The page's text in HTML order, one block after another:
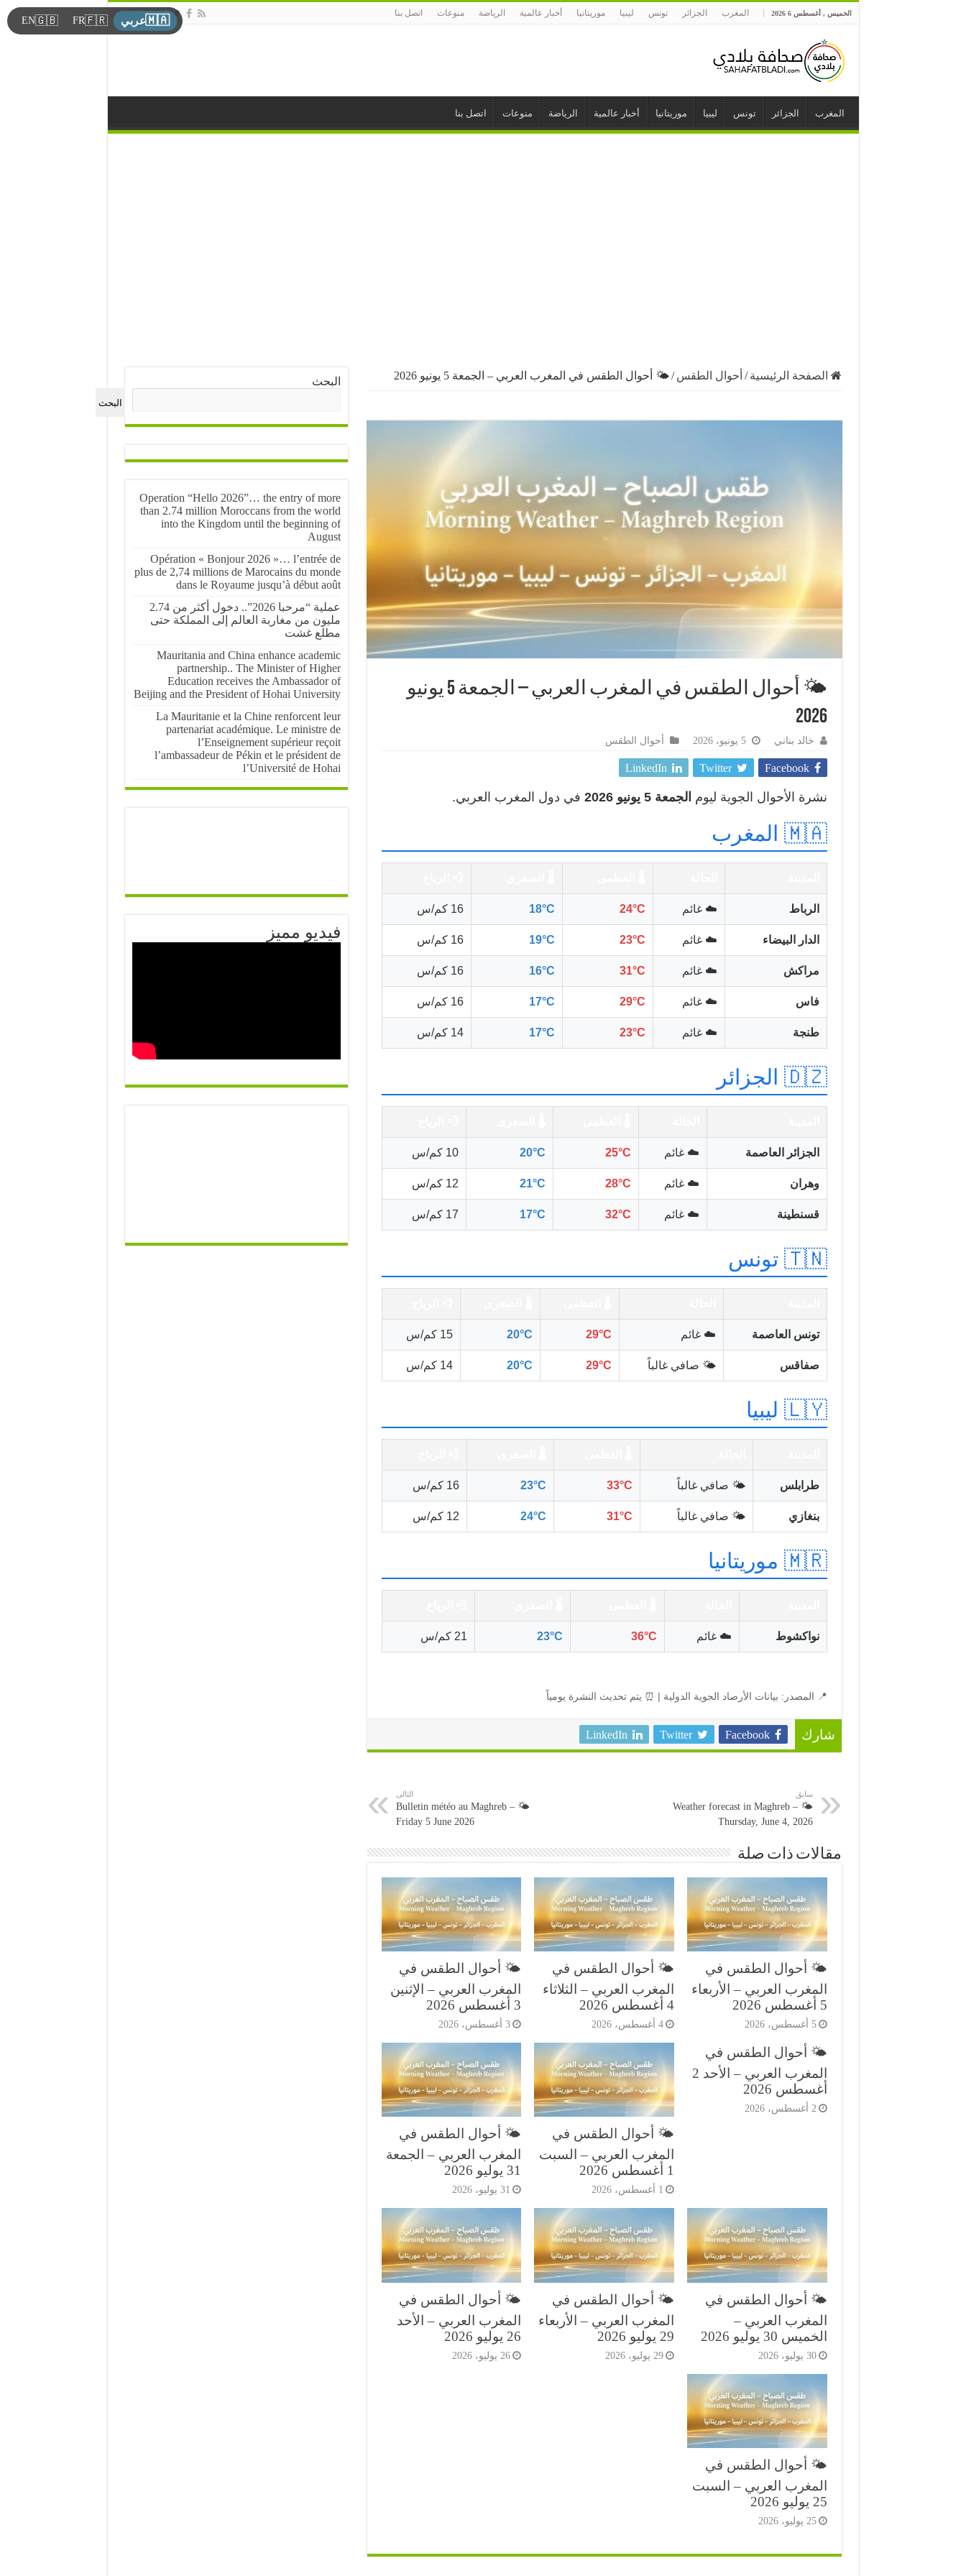
الخميس , أغسطس 6 2026 المغرب الجزائر تونس ليبيا موريتانيا أخبار عالمية الرياضة منوعات اتصل بنا
المغرب الجزائر تونس ليبيا موريتانيا أخبار عالمية الرياضة منوعات اتصل بنا
الصفحة الرئيسية / أحوال الطقس / 🌤️ أحوال الطقس في المغرب العربي – الجمعة 5 يونيو 2026
🌤️ أحوال الطقس في المغرب العربي – الجمعة 5 يونيو
2026
خالد بناني 5 يونيو، 2026 أحوال الطقس
Facebook
Twitter
LinkedIn
نشرة الأحوال الجوية ليوم الجمعة 5 يونيو 2026 في دول المغرب العربي.
🇲🇦 المغرب
الرباط ☁️ غائم 24°C
18°C 16 كم/س
الدار البيضاء ☁️ غائم 23°C
19°C 16 كم/س
مراكش ☁️ غائم 31°C
16°C 16 كم/س
فاس ☁️ غائم 29°C
17°C 16 كم/س
طنجة ☁️ غائم 23°C
17°C 14 كم/س
🇩🇿 الجزائر
الجزائر العاصمة ☁️ غائم 25°C
20°C 10 كم/س
وهران ☁️ غائم 28°C
21°C 12 كم/س
قسنطينة ☁️ غائم 32°C
17°C 17 كم/س
🇹🇳 تونس
تونس العاصمة ☁️ غائم 29°C
20°C 15 كم/س
صفاقس 🌤️ صافي غالباً 29°C
20°C 14 كم/س
🇱🇾 ليبيا
طرابلس 🌤️ صافي غالباً 33°C
23°C 16 كم/س
بنغازي 🌤️ صافي غالباً 31°C
24°C 12 كم/س
🇲🇷 موريتانيا
نواكشوط ☁️ غائم 36°C
23°C 21 كم/س
📍 المصدر: بيانات الأرصاد الجوية الدولية | ⏰ يتم تحديث النشرة يومياً
شارك Facebook
Twitter
LinkedIn
سابق
🌤️ Weather forecast in Maghreb –
Thursday, June 4, 2026
التالى
🌤️ Bulletin météo au Maghreb –
Friday 5 June 2026
مقالات ذات صلة
🌤️ أحوال الطقس في
المغرب العربي – الأربعاء
5 أغسطس 2026
5 أغسطس، 2026
🌤️ أحوال الطقس في
المغرب العربي – الثلاثاء
4 أغسطس 2026
4 أغسطس، 2026
🌤️ أحوال الطقس في
المغرب العربي – الإثنين
3 أغسطس 2026
3 أغسطس، 2026
🌤️ أحوال الطقس في
المغرب العربي – الأحد 2
أغسطس 2026
2 أغسطس، 2026
🌤️ أحوال الطقس في
المغرب العربي – السبت
1 أغسطس 2026
1 أغسطس، 2026
🌤️ أحوال الطقس في
المغرب العربي – الجمعة
31 يوليو 2026
31 يوليو، 2026
🌤️ أحوال الطقس في
المغرب العربي –
الخميس 30 يوليو 2026
30 يوليو، 2026
🌤️ أحوال الطقس في
المغرب العربي – الأربعاء
29 يوليو 2026
29 يوليو، 2026
🌤️ أحوال الطقس في
المغرب العربي – الأحد
26 يوليو 2026
26 يوليو، 2026
🌤️ أحوال الطقس في
المغرب العربي – السبت
25 يوليو 2026
25 يوليو، 2026
البحث
البحث
Operation “Hello 2026”… the entry of more
than 2.74 million Moroccans from the world
into the Kingdom until the beginning of
August
Opération « Bonjour 2026 »… l’entrée de
plus de 2,74 millions de Marocains du monde
dans le Royaume jusqu’à début août
عملية “مرحبا 2026”.. دخول أكثر من 2.74
مليون من مغاربة العالم إلى المملكة حتى
مطلع غشت
Mauritania and China enhance academic
partnership.. The Minister of Higher
Education receives the Ambassador of
Beijing and the President of Hohai University
La Mauritanie et la Chine renforcent leur
partenariat académique. Le ministre de
l’Enseignement supérieur reçoit
l’ambassadeur de Pékin et le président de
l’Université de Hohai
فيديو مميز
🇲🇦عربي 🇫🇷
FR
🇬🇧
EN